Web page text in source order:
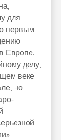
для
первым
Европе.
делу,
веке
но